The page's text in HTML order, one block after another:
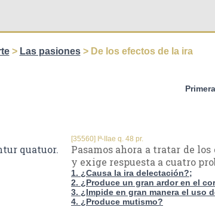
> Las pasiones> De los efectos de la ira
quatuor.
[35560] Iª-IIae q. 48 pr.
Pasamos ahora a tratar de
y exige respuesta a cuatro
1. ¿Causa la ira delectación?;
2. ¿Produce un gran ardor en el
3. ¿Impide en gran manera el uso
4. ¿Produce mutismo?